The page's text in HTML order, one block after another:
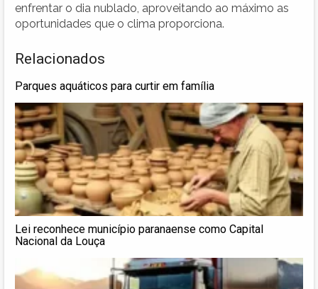
enfrentar o dia nublado, aproveitando ao máximo as
oportunidades que o clima proporciona.
Relacionados
Parques aquáticos para curtir em família
Lei reconhece município paranaense como Capital
Nacional da Louça